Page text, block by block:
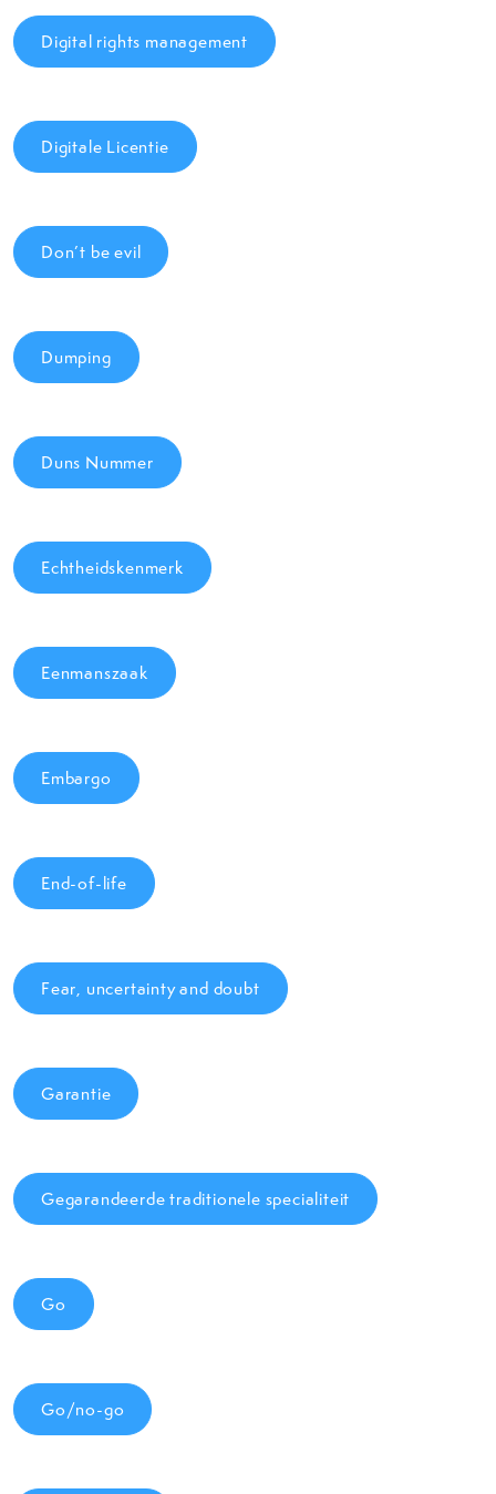
Digital rights management
Digitale Licentie
Don’t be evil
Dumping
Duns Nummer
Echtheidskenmerk
Eenmanszaak
Embargo
End-of-life
Fear, uncertainty and doubt
Garantie
Gegarandeerde traditionele specialiteit
Go
Go/no-go